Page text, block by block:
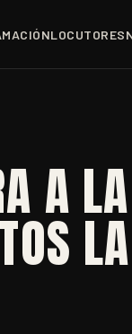
LOCUTORES
A